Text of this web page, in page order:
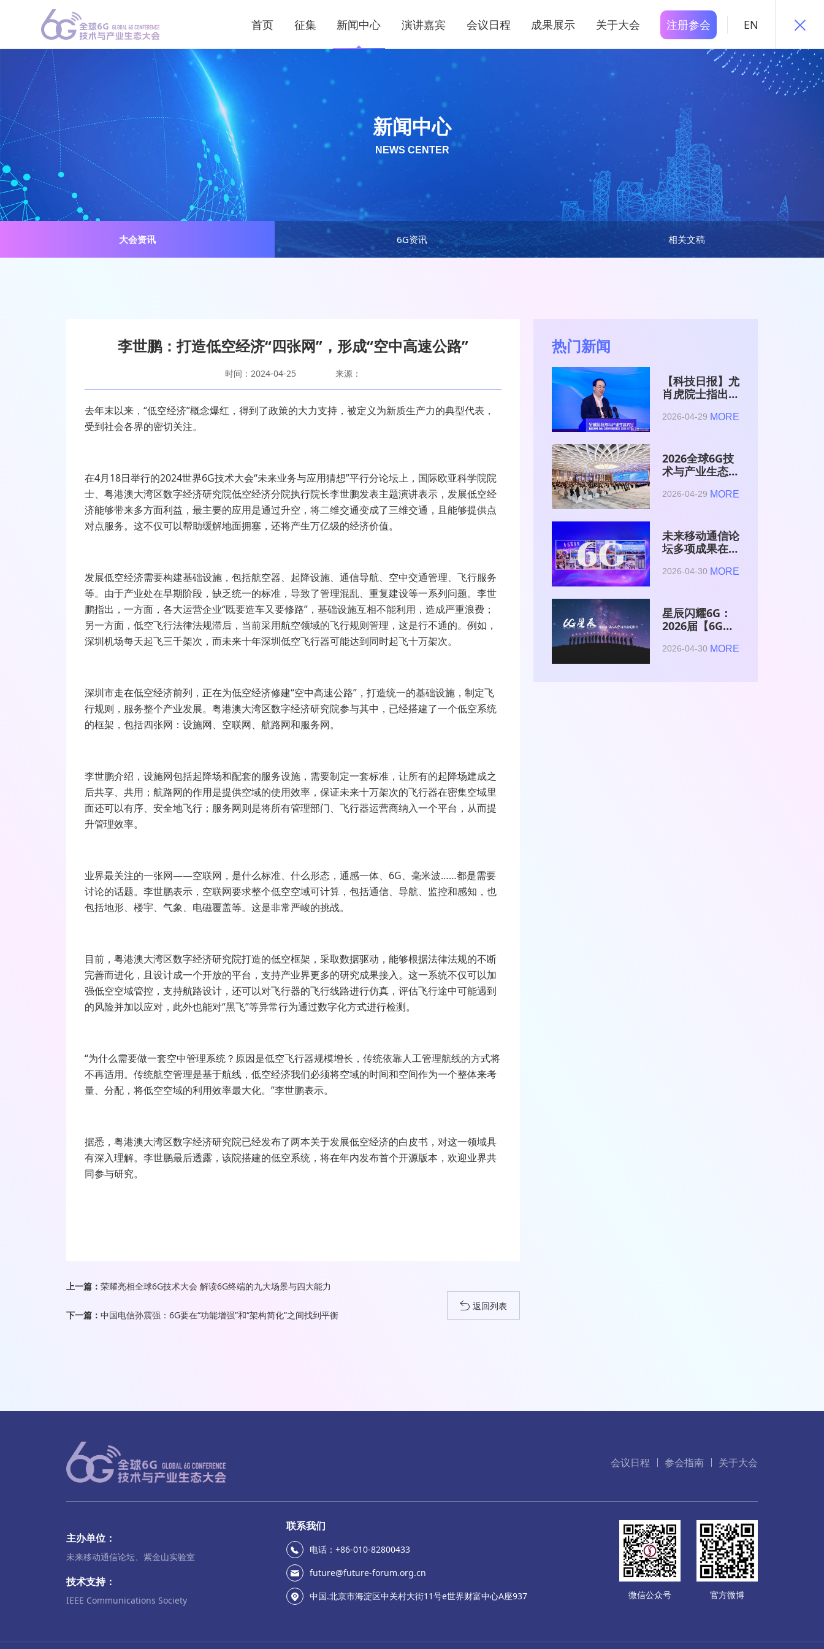
首页 征集 新闻中心 演讲嘉宾 会议日程 成果展示 关于大会 注册参会 EN
大会资讯 6G资讯 相关文稿
新闻中心
NEWS CENTER
李世鹏：打造低空经济“四张网”，形成“空中高速公路”
时间：2024-04-25 来源：
去年末以来，“低空经济”概念爆红，得到了政策的大力支持，被定义为新质生产力的典型代表，
受到社会各界的密切关注。
在4月18日举行的2024世界6G技术大会“未来业务与应用猜想”平行分论坛上，国际欧亚科学院院
士、粤港澳大湾区数字经济研究院低空经济分院执行院长李世鹏发表主题演讲表示，发展低空经
济能够带来多方面利益，最主要的应用是通过升空，将二维交通变成了三维交通，且能够提供点
对点服务。这不仅可以帮助缓解地面拥塞，还将产生万亿级的经济价值。
发展低空经济需要构建基础设施，包括航空器、起降设施、通信导航、空中交通管理、飞行服务
等。由于产业处在早期阶段，缺乏统一的标准，导致了管理混乱、重复建设等一系列问题。李世
鹏指出，一方面，各大运营企业“既要造车又要修路”，基础设施互相不能利用，造成严重浪费；
另一方面，低空飞行法律法规滞后，当前采用航空领域的飞行规则管理，这是行不通的。例如，
深圳机场每天起飞三千架次，而未来十年深圳低空飞行器可能达到同时起飞十万架次。
深圳市走在低空经济前列，正在为低空经济修建“空中高速公路”，打造统一的基础设施，制定飞
行规则，服务整个产业发展。粤港澳大湾区数字经济研究院参与其中，已经搭建了一个低空系统
的框架，包括四张网：设施网、空联网、航路网和服务网。
李世鹏介绍，设施网包括起降场和配套的服务设施，需要制定一套标准，让所有的起降场建成之
后共享、共用；航路网的作用是提供空域的使用效率，保证未来十万架次的飞行器在密集空域里
面还可以有序、安全地飞行；服务网则是将所有管理部门、飞行器运营商纳入一个平台，从而提
升管理效率。
业界最关注的一张网——空联网，是什么标准、什么形态，通感一体、6G、毫米波……都是需要
讨论的话题。李世鹏表示，空联网要求整个低空空域可计算，包括通信、导航、监控和感知，也
包括地形、楼宇、气象、电磁覆盖等。这是非常严峻的挑战。
目前，粤港澳大湾区数字经济研究院打造的低空框架，采取数据驱动，能够根据法律法规的不断
完善而进化，且设计成一个开放的平台，支持产业界更多的研究成果接入。这一系统不仅可以加
强低空空域管控，支持航路设计，还可以对飞行器的飞行线路进行仿真，评估飞行途中可能遇到
的风险并加以应对，此外也能对“黑飞”等异常行为通过数字化方式进行检测。
“为什么需要做一套空中管理系统？原因是低空飞行器规模增长，传统依靠人工管理航线的方式将
不再适用。传统航空管理是基于航线，低空经济我们必须将空域的时间和空间作为一个整体来考
量、分配，将低空空域的利用效率最大化。”李世鹏表示。
据悉，粤港澳大湾区数字经济研究院已经发布了两本关于发展低空经济的白皮书，对这一领域具
有深入理解。李世鹏最后透露，该院搭建的低空系统，将在年内发布首个开源版本，欢迎业界共
同参与研究。
上一篇： 荣耀亮相全球6G技术大会 解读6G终端的九大场景与四大能力
下一篇： 中国电信孙震强：6G要在“功能增强”和“架构简化”之间找到平衡
返回列表
热门新闻
【科技日报】尤
肖虎院士指出
是赋能AI的发
2026-04-29 MORE
2026全球6G技
术与产业生态大
2026-04-29 MORE
未来移动通信论
坛多项成果在
术与产业生态大
2026-04-30 MORE
星辰闪耀6G：
2026届【6G星
与博士获颁证书
2026-04-30 MORE
会议日程 参会指南 关于大会
主办单位：
未来移动通信论坛、紫金山实验室
技术支持：
IEEE Communications Society
联系我们
电话：+86-010-82800433
future@future-forum.org.cn
中国.北京市海淀区中关村大街11号e世界财富中心A座937
微信公众号 官方微博